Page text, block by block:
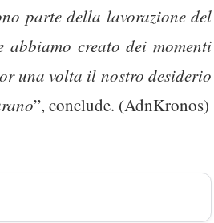
parte della lavorazione del
abbiamo creato dei momenti
una volta il nostro desiderio
”, conclude. (AdnKronos)